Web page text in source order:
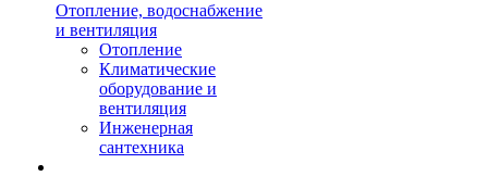
Отопление, водоснабжение
и вентиляция
Отопление
Климатические
оборудование и
вентиляция
Инженерная
сантехника